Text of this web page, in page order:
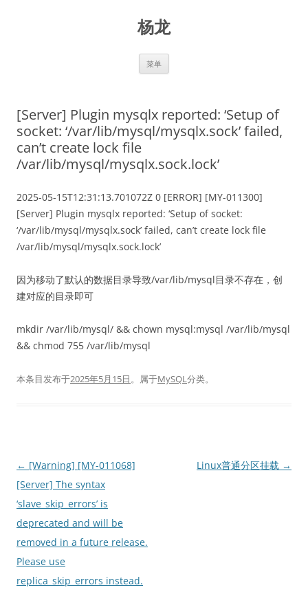
杨龙
菜单
[Server] Plugin mysqlx reported: ‘Setup of
socket: ‘/var/lib/mysql/mysqlx.sock’ failed,
can’t create lock file
/var/lib/mysql/mysqlx.sock.lock’
2025-05-15T12:31:13.701072Z 0 [ERROR] [MY-011300]
[Server] Plugin mysqlx reported: ‘Setup of socket:
‘/var/lib/mysql/mysqlx.sock’ failed, can’t create lock file
/var/lib/mysql/mysqlx.sock.lock’
因为移动了默认的数据目录导致/var/lib/mysql目录不存在，创
建对应的目录即可
mkdir /var/lib/mysql/ && chown mysql:mysql /var/lib/mysql
&& chmod 755 /var/lib/mysql
本条目发布于2025年5月15日。属于MySQL分类。
文
章
导
航
← [Warning] [MY-011068]
[Server] The syntax
‘slave_skip_errors’ is
deprecated and will be
removed in a future release.
Please use
replica_skip_errors instead.
Linux普通分区挂载 →